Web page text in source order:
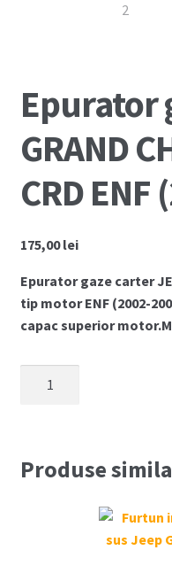
Serviciile Noastre
Epurator
GRAND
CRD ENF
175,00lei
Epurator gaze carter
tip motor ENF (2002-
capac superior
GRAND
Produse